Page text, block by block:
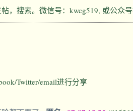
，搜索。微信号：kwcg519, 或公众
Twitter/email进行分享